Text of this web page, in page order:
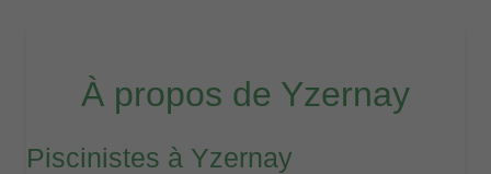
À propos de Yzernay
Piscinistes à Yzernay